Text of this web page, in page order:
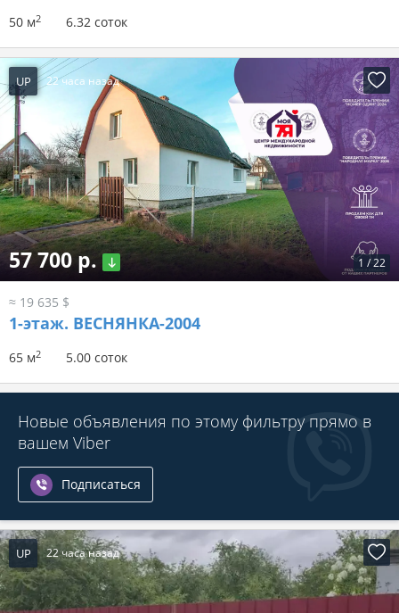
50 м2 6.32 соток
UP 22 часа назад
1 /22
57 700 р.
≈ 19 635 $
1-этаж. ВЕСНЯНКА-2004
65 м2 5.00 соток
Новые объявления по этому фильтру прямо в
вашем Viber
Подписаться
UP 22 часа назад